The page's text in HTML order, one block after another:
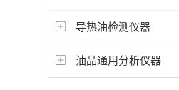
导热油检测仪器
油品通用分析仪器